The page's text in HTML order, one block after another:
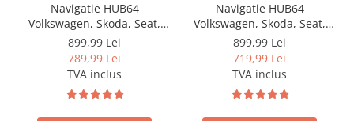
Navigatie HUB64
Volkswagen, Skoda, Seat,
2GB RAM, Android, GPS, Wi-
FI, Carplay, Android Auto,
USB, Bluetooth, Radio,
Waze, Touchscreen, 9 inch
899,99 Lei
789,99 Lei
TVA inclus
Navigatie HUB64
Volkswagen, Skoda, Seat,
2GB RAM, Android, GPS, Wi-
FI, Carplay, Android Auto,
USB, Bluetooth, Radio,
Waze, Touchscreen, 7 inch
899,99 Lei
719,99 Lei
TVA inclus